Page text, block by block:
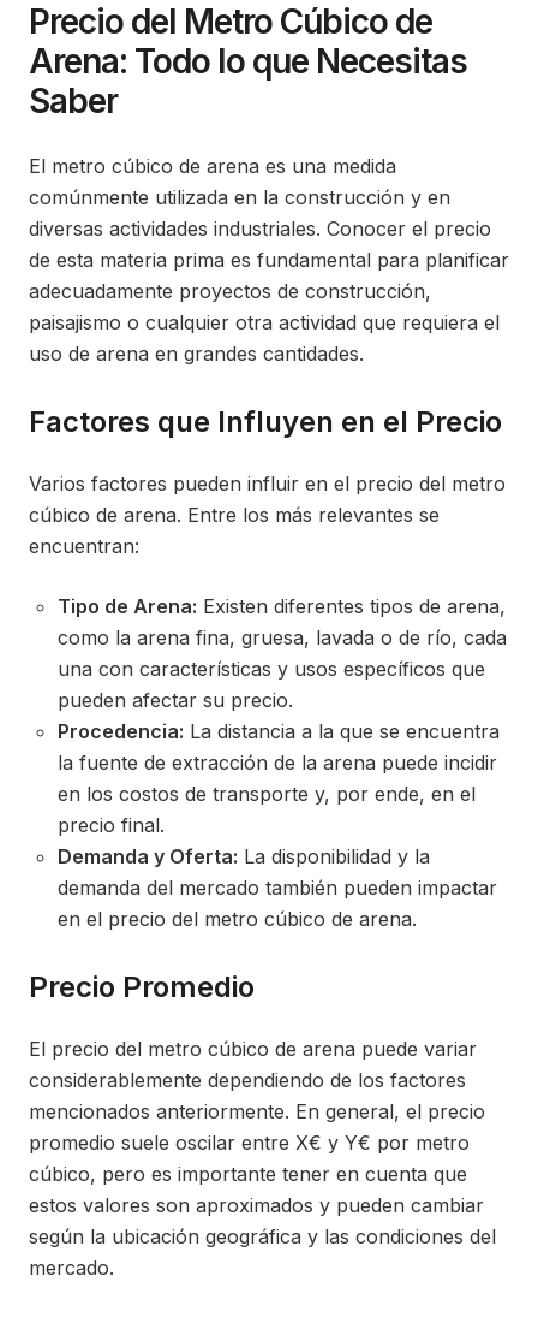
Precio del Metro Cúbico de
Arena: Todo lo que Necesitas
Saber
El metro cúbico de arena es una medida
comúnmente utilizada en la construcción y en
diversas actividades industriales. Conocer el precio
de esta materia prima es fundamental para planificar
adecuadamente proyectos de construcción,
paisajismo o cualquier otra actividad que requiera el
uso de arena en grandes cantidades.
Factores que Influyen en el Precio
Varios factores pueden influir en el precio del metro
cúbico de arena. Entre los más relevantes se
encuentran:
Tipo de Arena: Existen diferentes tipos de arena,
como la arena fina, gruesa, lavada o de río, cada
una con características y usos específicos que
pueden afectar su precio.
Procedencia: La distancia a la que se encuentra
la fuente de extracción de la arena puede incidir
en los costos de transporte y, por ende, en el
precio final.
Demanda y Oferta: La disponibilidad y la
demanda del mercado también pueden impactar
en el precio del metro cúbico de arena.
Precio Promedio
El precio del metro cúbico de arena puede variar
considerablemente dependiendo de los factores
mencionados anteriormente. En general, el precio
promedio suele oscilar entre X€ y Y€ por metro
cúbico, pero es importante tener en cuenta que
estos valores son aproximados y pueden cambiar
según la ubicación geográfica y las condiciones del
mercado.